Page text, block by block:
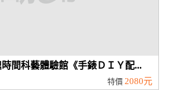
間科藝體驗館《手錶ＤＩＹ配...
特價 2080元